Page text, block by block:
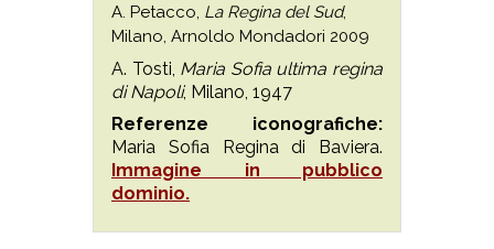
A. Petacco, La Regina del Sud,
Milano, Arnoldo Mondadori 2009
A. Tosti, Maria Sofia ultima regina
di Napoli, Milano, 1947
Referenze iconografiche:
Maria Sofia Regina di Baviera.
Immagine in pubblico
dominio.